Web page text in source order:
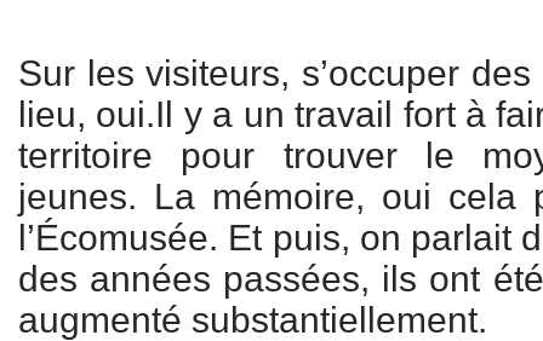
Sur les visiteurs, s’occuper
lieu, oui.Il y a un travail fort à
territoire pour trouver le
jeunes. La mémoire, oui cela
l’Écomusée. Et puis, on parlait
des années passées, ils ont
augmenté substantiellement.